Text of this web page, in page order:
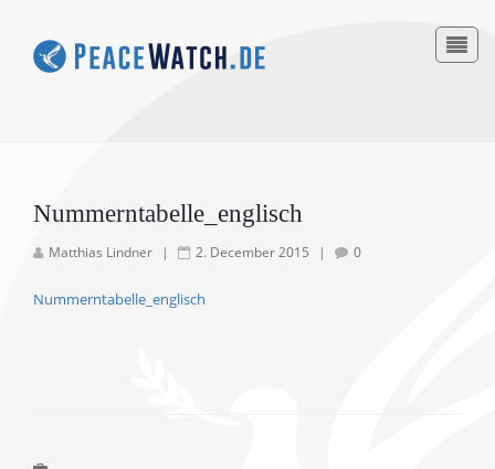
Nummerntabelle_englisch
Matthias Lindner | 2. December 2015 | 0
Nummerntabelle_englisch